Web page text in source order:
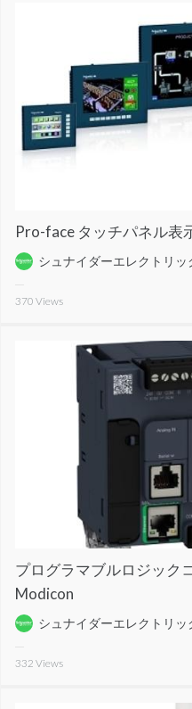
Pro-face タッチパネル表
シュナイダーエレクトリッ
370 Views
プログラマブルロジック
Modicon
シュナイダーエレクトリッ
332 Views